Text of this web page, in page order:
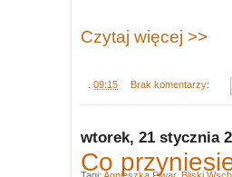
Czytaj więcej >>
09:15 Brak komentarzy:
wtorek, 21 stycznia
Co
Tagi: Agnieszka Piwar, Bliski